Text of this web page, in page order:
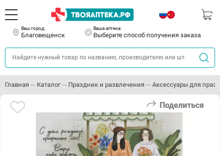
Ваш город:
Благовещенск
Ваша аптека:
Выберите способ получения заказа
Главная Каталог Праздник и развлечения Аксессуары для
Поделиться